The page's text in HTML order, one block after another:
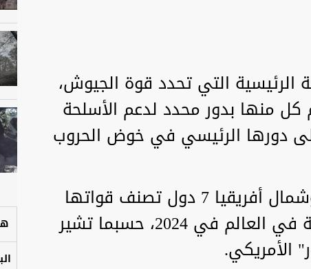
الرئيسية التي تحدد قوة الجيوش،
كل منها بدور محدد لدعم الأسلحة
إلى دورها الرئيسي في خوض الحروب
وتضم منطقة الشرق الأوسط وشمال أفريقيا 7 دول تصنف قواتها
الجوية ضمن أضخم 21 قوة جوية في العالم في 2024، حسبما تشير
الأمريكي.